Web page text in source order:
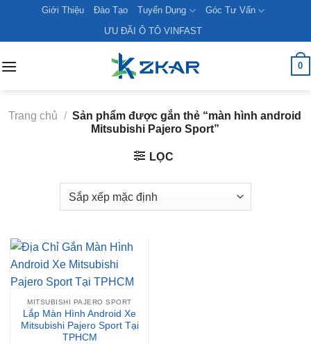
content
Giới Thiệu Đào Tạo Tuyển Dụng
Góc Tư Vấn
ƯU ĐÃI Ô TÔ VINFAST
0
Trang chủ / Sản phẩm được gắn thẻ “màn hình android
Mitsubishi Pajero Sport”
LỌC
MITSUBISHI PAJERO SPORT
Lắp Màn Hình Android Xe
Mitsubishi Pajero Sport Tại
TPHCM